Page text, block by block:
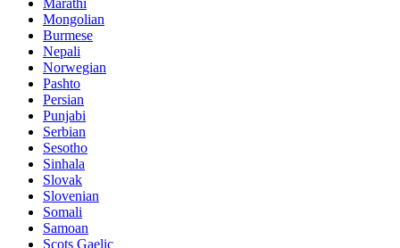
Mongolian
Burmese
Nepali
Norwegian
Pashto
Persian
Punjabi
Serbian
Sesotho
Sinhala
Slovak
Slovenian
Somali
Samoan
Scots Gaelic